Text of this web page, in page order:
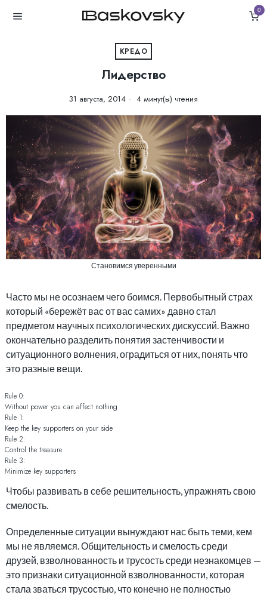
0
КРЕДО
Лидерство
31 августа, 2014 4 минут(ы) чтения
Становимся уверенными
Часто мы не осознаем чего боимся. Первобытный страх
который «бережёт вас от вас самих» давно стал
предметом научных психологических дискуссий. Важно
окончательно разделить понятия застенчивости и
ситуационного волнения, оградиться от них, понять что
это разные вещи.
Rule 0:
Without power you can affect nothing
Rule 1:
Keep the key supporters on your side
Rule 2:
Control the treasure
Rule 3:
Minimize key supporters
Чтобы развивать в себе решительность, упражнять свою
смелость.
Определенные ситуации вынуждают нас быть теми, кем
мы не являемся. Общительность и смелость среди
друзей, взволнованность и трусость среди незнакомцев —
это признаки ситуационной взволнованности, которая
стала зваться трусостью, что конечно не полностью